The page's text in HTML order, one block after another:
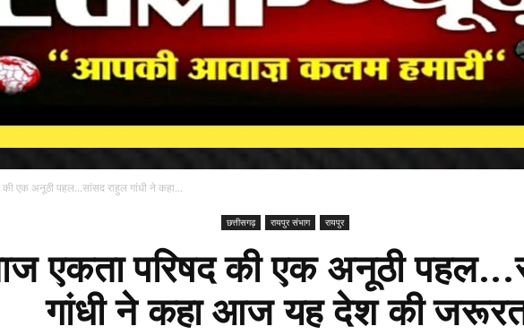
की एक अनूठी पहल...सांसद राहुल गांधी ने कहा...
छत्तीसगढ़ रायपुर संभाग रायपुर
एकता परिषद की एक अनूठी
गांधी ने कहा आज यह देश की